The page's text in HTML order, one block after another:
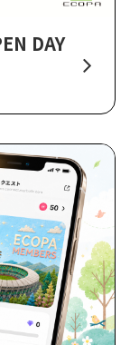
DAY